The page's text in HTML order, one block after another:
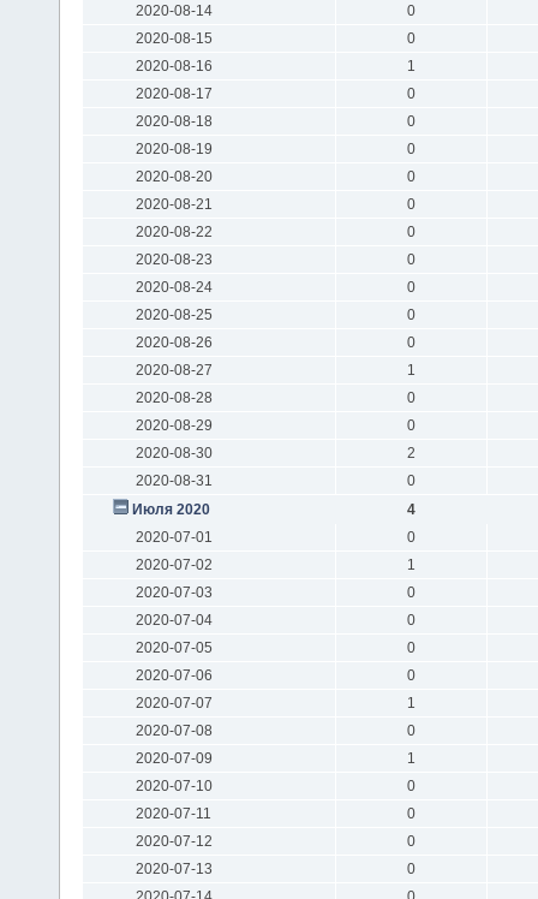
2020-08-14
0
2020-08-15
0
2020-08-16
1
2020-08-17
0
2020-08-18
0
2020-08-19
0
2020-08-20
0
2020-08-21
0
2020-08-22
0
2020-08-23
0
2020-08-24
0
2020-08-25
0
2020-08-26
0
2020-08-27
1
2020-08-28
0
2020-08-29
0
2020-08-30
2
2020-08-31
0
Июля 2020
4
2020-07-01
0
2020-07-02
1
2020-07-03
0
2020-07-04
0
2020-07-05
0
2020-07-06
0
2020-07-07
1
2020-07-08
0
2020-07-09
1
2020-07-10
0
2020-07-11
0
2020-07-12
0
2020-07-13
0